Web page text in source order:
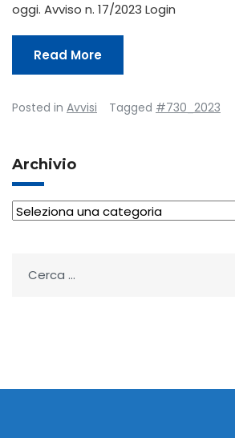
oggi. Avviso n. 17/2023 Login
Read More
Posted in Avvisi Tagged #730_2023
Archivio
Archivio
per: